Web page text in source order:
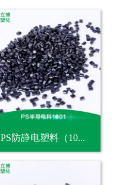
PS防静电塑料（10...